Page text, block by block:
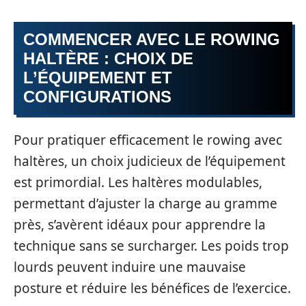
COMMENCER AVEC LE ROWING
HALTÈRE : CHOIX DE
L’ÉQUIPEMENT ET
CONFIGURATIONS
Pour pratiquer efficacement le rowing avec
haltères, un choix judicieux de l’équipement
est primordial. Les haltères modulables,
permettant d’ajuster la charge au gramme
près, s’avèrent idéaux pour apprendre la
technique sans se surcharger. Les poids trop
lourds peuvent induire une mauvaise
posture et réduire les bénéfices de l’exercice.